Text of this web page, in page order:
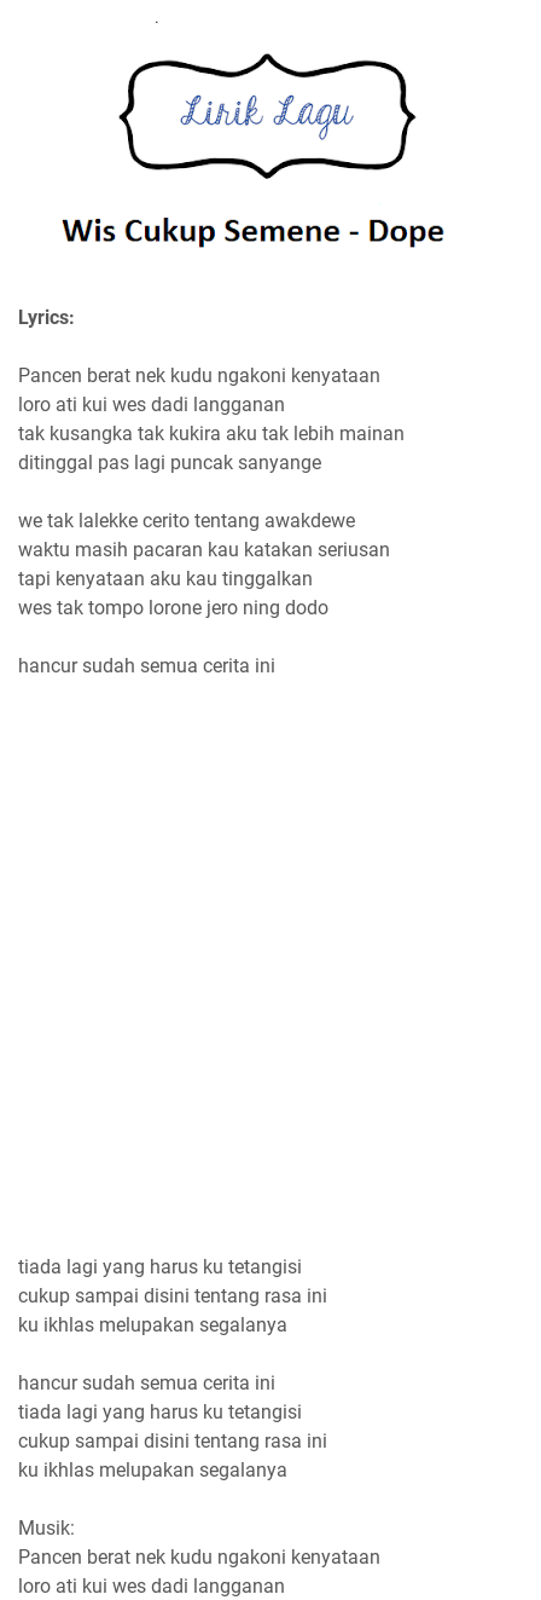
Lyrics:
Pancen berat nek kudu ngakoni kenyataan
loro ati kui wes dadi langganan
tak kusangka tak kukira aku tak lebih mainan
ditinggal pas lagi puncak sanyange
we tak lalekke cerito tentang awakdewe
waktu masih pacaran kau katakan seriusan
tapi kenyataan aku kau tinggalkan
wes tak tompo lorone jero ning dodo
hancur sudah semua cerita ini
tiada lagi yang harus ku tetangisi
cukup sampai disini tentang rasa ini
ku ikhlas melupakan segalanya
hancur sudah semua cerita ini
tiada lagi yang harus ku tetangisi
cukup sampai disini tentang rasa ini
ku ikhlas melupakan segalanya
Musik:
Pancen berat nek kudu ngakoni kenyataan
loro ati kui wes dadi langganan